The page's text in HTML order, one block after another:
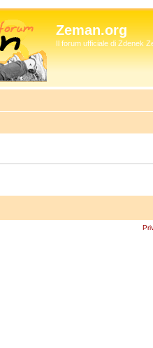
Zeman.org
Il forum ufficiale di Zdenek